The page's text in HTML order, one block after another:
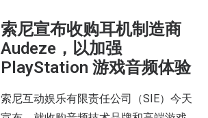
索尼宣布收购耳机制造商
Audeze，以加强
PlayStation 游戏音频体验
索尼互动娱乐有限责任公司（SIE）今天